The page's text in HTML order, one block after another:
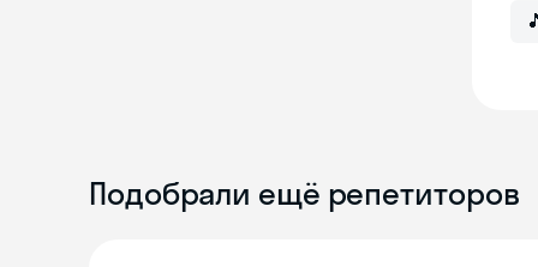
Подобрали ещё репетиторов